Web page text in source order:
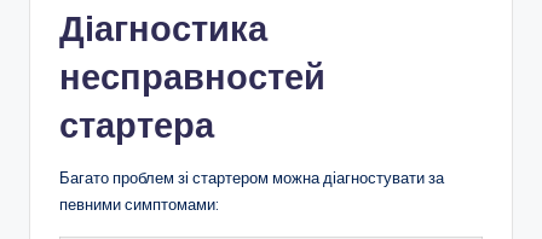
Діагностика
несправностей
стартера
Багато проблем зі стартером можна діагностувати за
певними симптомами: